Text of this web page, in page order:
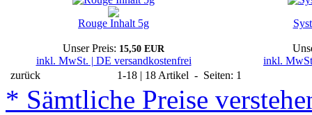
Rouge Inhalt 5g
Unser Preis: 15,50 EUR
inkl. MwSt. | DE versandkostenfrei
inkl.
zurück
1-18 | 18 Artikel - Seiten: 1
* Sämtliche Preise